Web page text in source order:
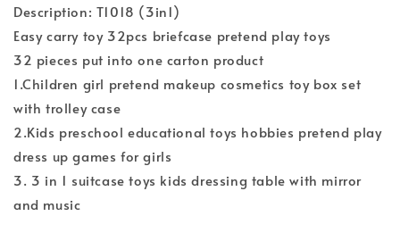
Description: T1018 (3in1)
Easy carry toy 32pcs briefcase pretend play toys
32 pieces put into one carton product
1.Children girl pretend makeup cosmetics toy box set
with trolley case
2.Kids preschool educational toys hobbies pretend play
dress up games for girls
3. 3 in 1 suitcase toys kids dressing table with mirror
and music